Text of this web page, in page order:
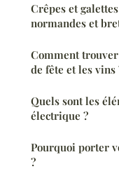
Crêpes et
normandes et
Comment
de fête et les vins
Quels sont les
électrique ?
Pourquoi porter
?